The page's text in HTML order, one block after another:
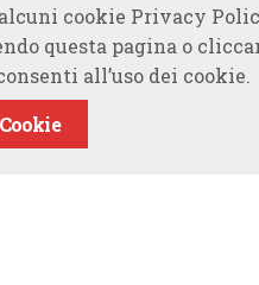
cookie Privacy
questa pagina o
all’uso dei cookie.